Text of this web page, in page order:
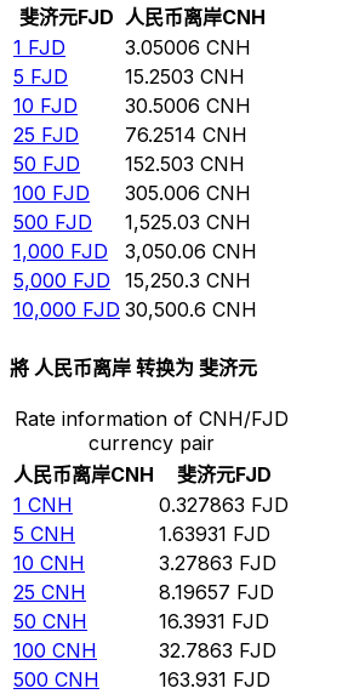
斐济元FJD 人民币离岸CNH
1 FJD 3.05006 CNH
5 FJD 15.2503 CNH
10 FJD 30.5006 CNH
25 FJD 76.2514 CNH
50 FJD 152.503 CNH
100 FJD 305.006 CNH
500 FJD 1,525.03 CNH
1,000 FJD 3,050.06 CNH
5,000 FJD 15,250.3 CNH
10,000 FJD 30,500.6 CNH
將 人民币离岸 转换为 斐济元
Rate information of CNH/FJD
currency pair
人民币离岸CNH 斐济元FJD
1 CNH 0.327863 FJD
5 CNH 1.63931 FJD
10 CNH 3.27863 FJD
25 CNH 8.19657 FJD
50 CNH 16.3931 FJD
100 CNH 32.7863 FJD
500 CNH 163.931 FJD